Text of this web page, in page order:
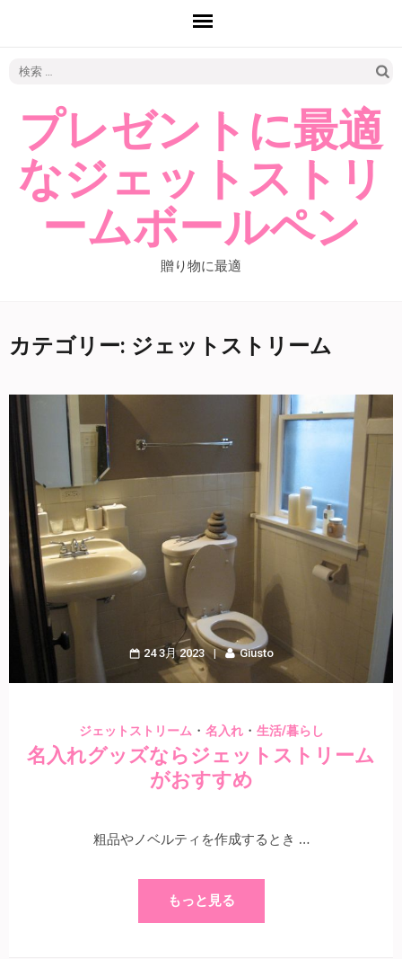
索:
プレゼントに最適
なジェットストリ
ームボールペン
贈り物に最適
カテゴリー: ジェットストリーム
24 3月 2023 Giusto
ジェットストリーム・ 名入れ・ 生活/暮らし
名入れグッズならジェットストリーム
がおすすめ
粗品やノベルティを作成するとき …
もっと見る